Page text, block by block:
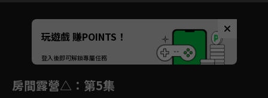
Unmute
如有不便請見諒
玩遊戲 賺POINTS！
登入後即可解鎖專屬任務
房間露營△ ：第5集